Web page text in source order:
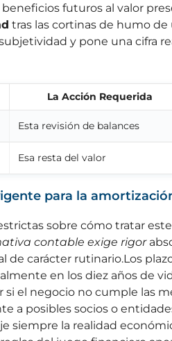
beneficios futuros al valor
tras las cortinas de humo
y pone una cifra
La Acción Requerida
Esta revisión de balances
Esa resta del valor
para la
sobre cómo tratar
contable exige rigor
de carácter rutinario.Los
en los diez años de
si el negocio no cumple las
a posibles socios o
siempre la realidad